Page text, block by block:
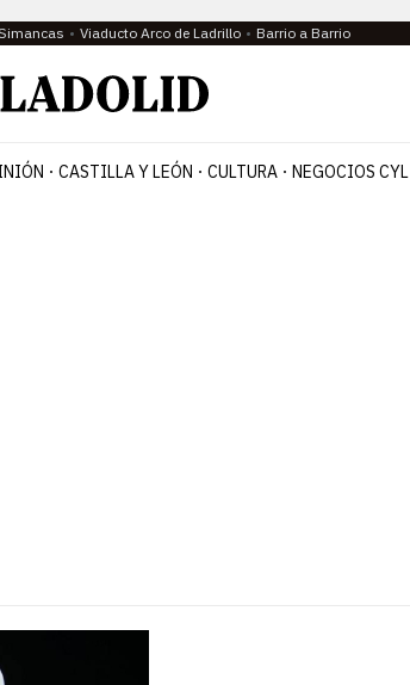
Viaducto Arco de Ladrillo Barrio a Barrio
CASTILLA Y LEÓN CULTURA NEGOCIOS CYL